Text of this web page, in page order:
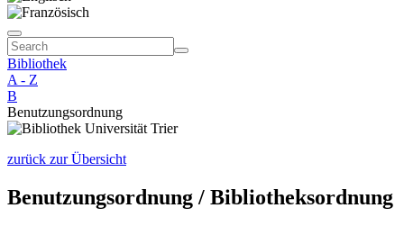
Bibliothek
A - Z
B
Benutzungsordnung
zurück zur Übersicht
Benutzungsordnung / Bibliotheksordnung